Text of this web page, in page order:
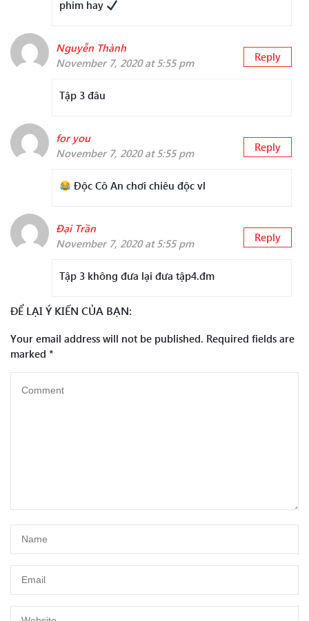
phim hay
Nguyễn Thành
November 7, 2020 at 5:55 pm
Reply
Tập 3 đâu
for you
November 7, 2020 at 5:55 pm
Reply
Độc Cô An chơi chiêu độc vl
Đại Trần
November 7, 2020 at 5:55 pm
Reply
Tập 3 không đưa lại đưa tập4.đm
ĐỂ LẠI Ý KIẾN CỦA BẠN:
Your email address will not be published. Required fields are
marked *